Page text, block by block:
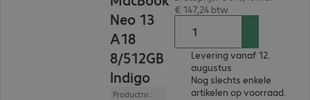
Neo 13
A18
8/512GB
Indigo
Productnr.:
€ 147,24 btw
Levering vanaf 12.
augustus
Nog slechts enkele
artikelen op voorraad.